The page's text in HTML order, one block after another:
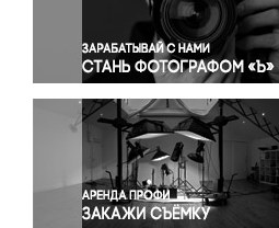
Правосудие
Происшествия и конфликты
Религия
Светская жизнь
Спорт
Экология
Экономика и бизнес